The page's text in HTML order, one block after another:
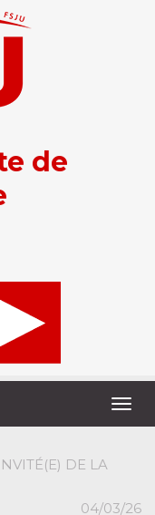
de
DE LA
04/03/26